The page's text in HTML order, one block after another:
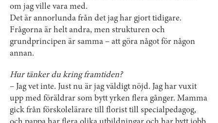
om jag ville vara med.
Det är annorlunda från det jag har gjort tidigare.
Frågorna är helt andra, men strukturen och
grundprincipen är samma – att göra något för någon
annan.
Hur tänker du kring framtiden?
– Jag vet inte. Just nu är jag väldigt nöjd. Jag har vuxit
upp med föräldrar som bytt yrken flera gånger. Mamma
gick från förskolelärare till florist till specialpedagog,